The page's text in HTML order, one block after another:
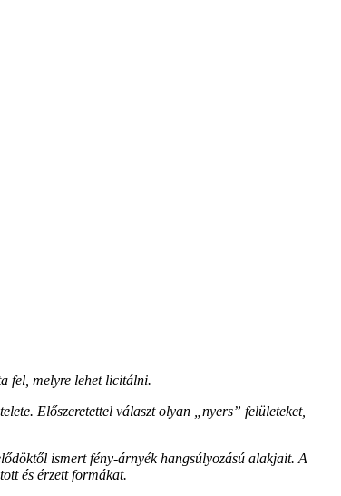
fel, melyre lehet licitálni.
Előszeretettel választ olyan „nyers” felületeket,
ismert fény-árnyékhangsúlyozású alakjait. A
és érzettformákat.